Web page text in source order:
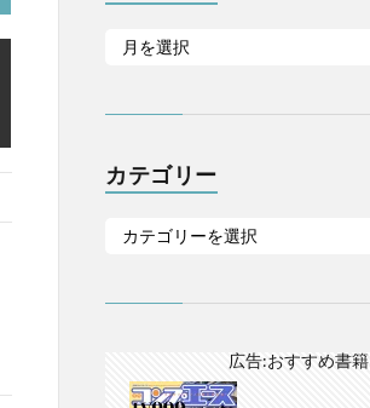
カテゴリー
広告:おすすめ書籍